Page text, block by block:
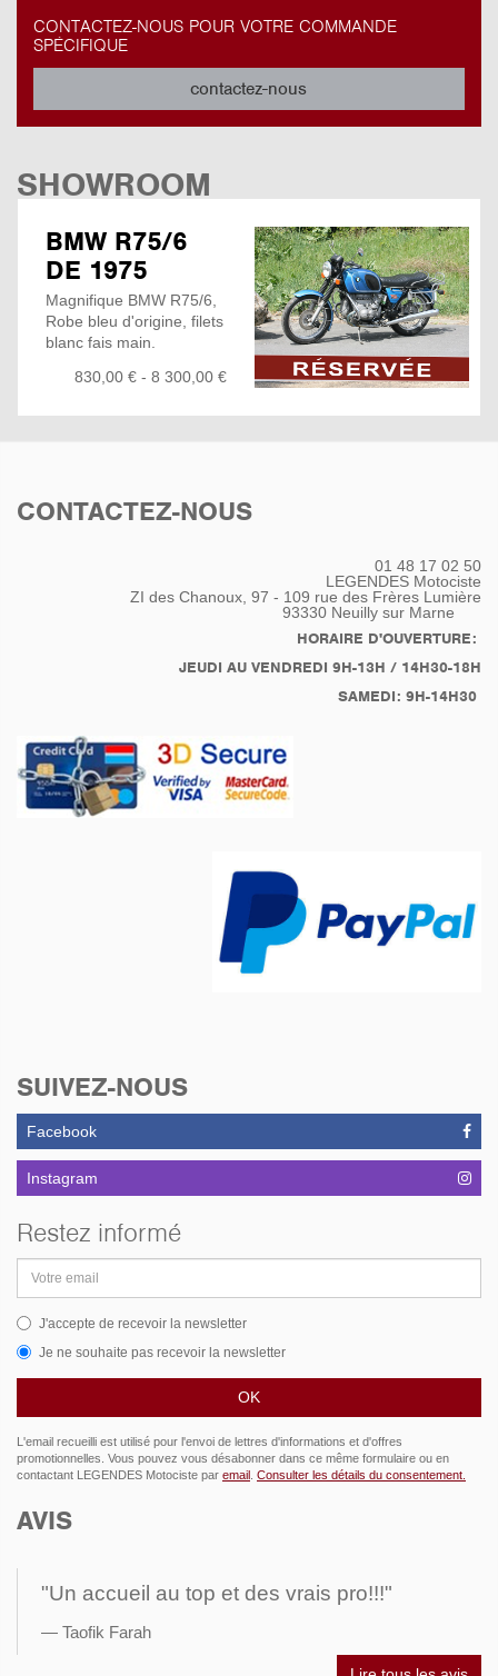
CONTACTEZ-NOUS POUR VOTRE COMMANDE
SPÉCIFIQUE
contactez-nous
SHOWROOM
BMW R75/6
DE 1975
Magnifique BMW R75/6,
Robe bleu d'origine, filets
blanc fais main.
BMW Motorrad à
Vidange Moteur + filtre
Réglage Jeux aux
Poignée accélératrice
830,00 € - 8 300,00 €
CONTACTEZ-NOUS
01 48 17 02 50
LEGENDES Motociste
ZI des Chanoux, 97 - 109 rue des Frères Lumière
93330 Neuilly sur Marne
HORAIRE D'OUVERTURE:
JEUDI AU VENDREDI 9H-13H / 14H30-18H
SAMEDI: 9H-14H30
SUIVEZ-NOUS
Facebook
Instagram
Restez informé
email
J'accepte de recevoir la newsletter
Je ne souhaite pas recevoir la newsletter
L'email recueilli est utilisé pour l'envoi de lettres d'informations et d'offres
promotionnelles. Vous pouvez vous désabonner dans ce même formulaire ou en
contactant LEGENDES Motociste par email . Consulter les détails du consentement.
AVIS
"Un accueil au top et des vrais pro!!!"
Taofik Farah